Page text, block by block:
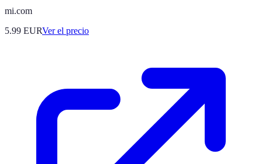
mi.com
5.99 EURVer el precio